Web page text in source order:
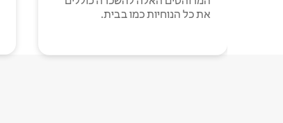
את כל הנוחיות כמו בבית.